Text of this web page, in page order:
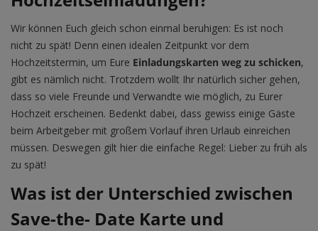
Wir können Euch gleich schon einmal beruhigen: Es ist noch
nicht zu spät! Denn einen idealen Zeitpunkt vor dem
Hochzeitstermin, um Eure Einladungskarten weg zu schicken,
gibt es nämlich nicht. Trotzdem wollt Ihr natürlich sicher gehen,
dass so viele Freunde und Verwandte wie möglich, zu Eurer
Hochzeit erscheinen. Bedenkt dabei, dass gewiss einige Gäste
beim Arbeitgeber mit großem Vorlauf ihren Urlaub einreichen
müssen. Deswegen gilt hier die einfache Regel: Lieber zu früh als
zu spät!
Was ist der Unterschied zwischen
Save-the- Date Karte und